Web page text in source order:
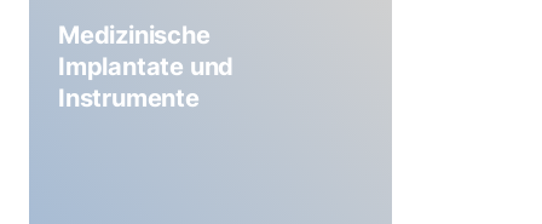
Medizinische
Implantate und
Instrumente